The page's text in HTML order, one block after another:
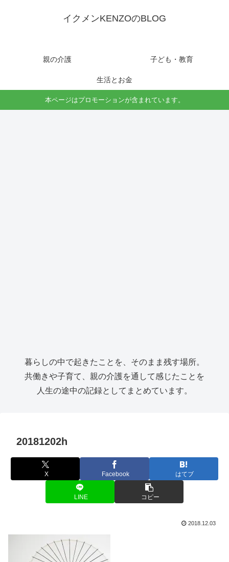
イクメンKENZOのBLOG
親の介護 子ども・教育
生活とお金
本ページはプロモーションが含まれています。
暮らしの中で起きたことを、そのまま残す場所。
共働きや子育て、親の介護を通して感じたことを
人生の途中の記録としてまとめています。
20181202h
X Facebook はてブ
LINE コピー
2018.12.03